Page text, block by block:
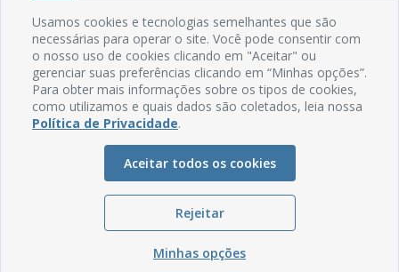
Email: comunicacao@mamanguape.pb.gov.br
Expediente: Segunda à Sexta, das 08h às 13h
Mapa do Site
Perguntas frequentes
Glossário
Ouvidoria
Serviços Internos
Política de Privacidade
Usamos cookies e tecnologias semelhantes que são
necessárias para operar o site. Você pode consentir com
o nosso uso de cookies clicando em "Aceitar" ou
gerenciar suas preferências clicando em “Minhas opções”.
Para obter mais informações sobre os tipos de cookies,
como utilizamos e quais dados são coletados, leia nossa
Política de Privacidade.
Aceitar todos os cookies
Rejeitar
Minhas opções